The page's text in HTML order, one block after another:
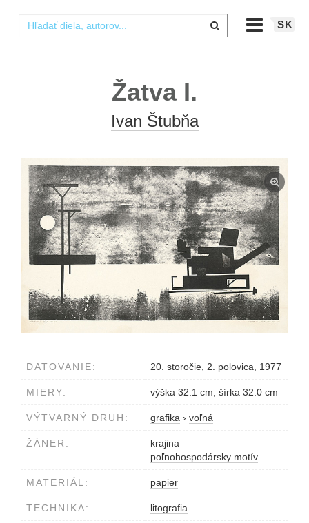
SK
Žatva I.
Ivan Štubňa
DATOVANIE: 20. storočie, 2. polovica, 1977
MIERY: výška 32.1 cm, šírka 32.0 cm
VÝTVARNÝ DRUH: grafika › voľná
ŽÁNER:
krajina
poľnohospodársky motív
MATERIÁL: papier
TECHNIKA: litografia